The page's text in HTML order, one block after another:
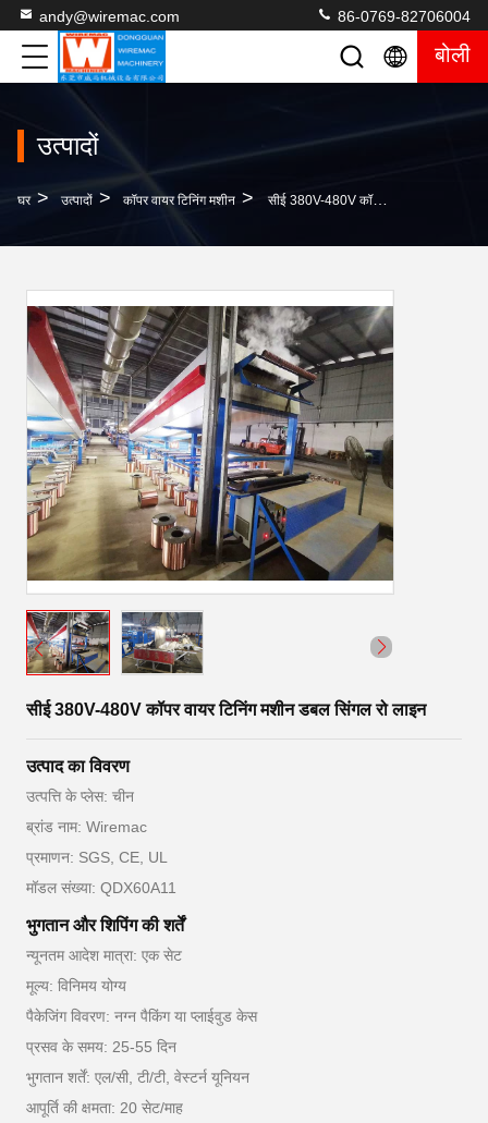
andy@wiremac.com 86-0769-82706004
बोली
उत्पादों
घर > उत्पादों > कॉपर वायर टिनिंग मशीन > सीई 380V-480V कॉपर वायर टिनिंग मशीन डबल सिंगल रो लाइन
सीई 380V-480V कॉपर वायर टिनिंग मशीन डबल सिंगल रो लाइन
उत्पाद का विवरण
उत्पत्ति के प्लेस: चीन
ब्रांड नाम: Wiremac
प्रमाणन: SGS, CE, UL
मॉडल संख्या: QDX60A11
भुगतान और शिपिंग की शर्तें
न्यूनतम आदेश मात्रा: एक सेट
मूल्य: विनिमय योग्य
पैकेजिंग विवरण: नग्न पैकिंग या प्लाईवुड केस
प्रसव के समय: 25-55 दिन
भुगतान शर्तें: एल/सी, टी/टी, वेस्टर्न यूनियन
आपूर्ति की क्षमता: 20 सेट/माह